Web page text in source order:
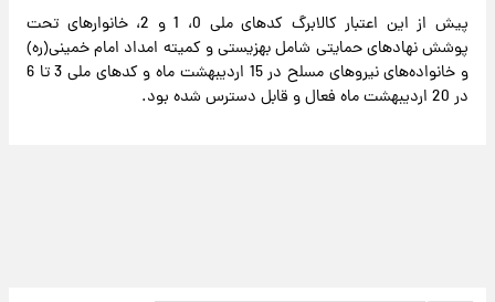
پیش از این اعتبار کالابرگ کدهای ملی 0، 1 و 2، خانوارهای تحت
پوشش نهادهای حمایتی شامل بهزیستی و کمیته امداد امام خمینی(ره)
و خانواده‌های نیروهای مسلح در 15 اردیبهشت ماه و کدهای ملی 3 تا 6
در 20 اردیبهشت ماه فعال و قابل دسترس شده بود.